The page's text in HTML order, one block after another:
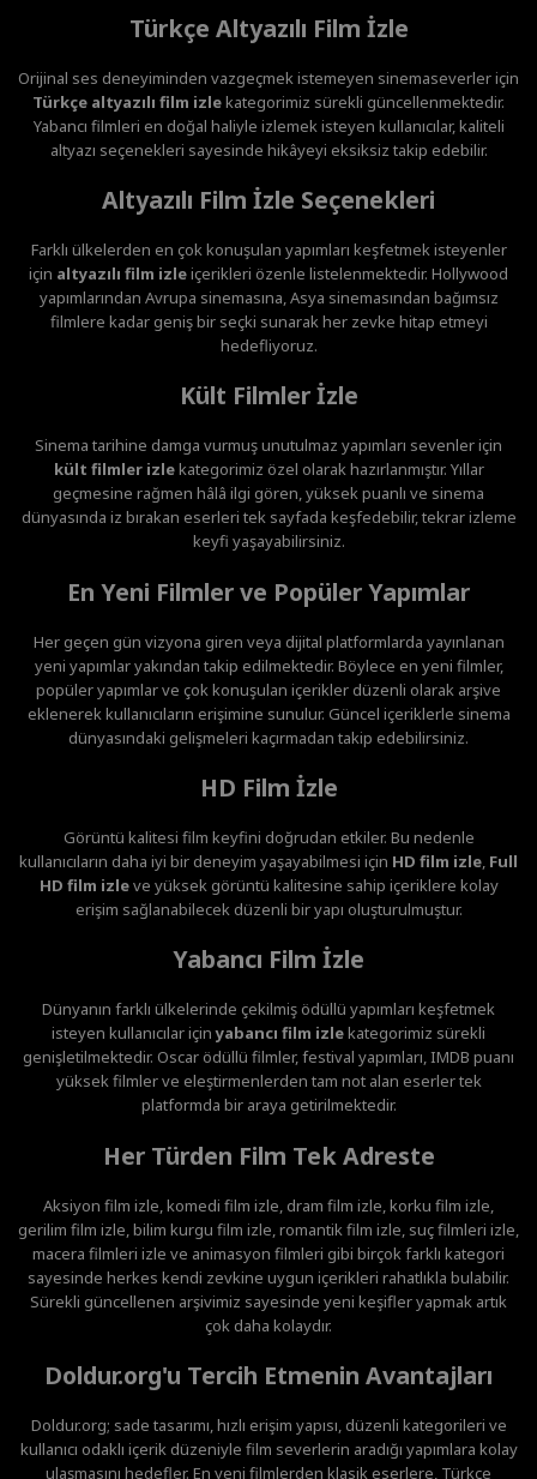
Türkçe Altyazılı Film İzle
Orijinal ses deneyiminden vazgeçmek istemeyen sinemaseverler için
Türkçe altyazılı film izlekategorimiz sürekli güncellenmektedir.
Yabancı filmleri en doğal haliyle izlemek isteyen kullanıcılar, kaliteli
altyazı seçenekleri sayesinde hikâyeyi eksiksiz takip edebilir.
Altyazılı Film İzle Seçenekleri
Farklı ülkelerden en çok konuşulan yapımları keşfetmek isteyenler
için altyazılı film izleiçerikleri özenle listelenmektedir. Hollywood
yapımlarından Avrupa sinemasına, Asya sinemasından bağımsız
filmlere kadar geniş bir seçki sunarak her zevke hitap etmeyi
hedefliyoruz.
Kült Filmler İzle
Sinema tarihine damga vurmuş unutulmaz yapımları sevenler için
kült filmler izlekategorimiz özel olarak hazırlanmıştır. Yıllar
geçmesine rağmen hâlâ ilgi gören, yüksek puanlı ve sinema
dünyasında iz bırakan eserleri tek sayfada keşfedebilir, tekrar izleme
keyfi yaşayabilirsiniz.
En Yeni Filmler ve Popüler Yapımlar
Her geçen gün vizyona giren veya dijital platformlarda yayınlanan
yeni yapımlar yakından takip edilmektedir. Böylece en yeni filmler,
popüler yapımlar ve çok konuşulan içerikler düzenli olarak arşive
eklenerek kullanıcıların erişimine sunulur. Güncel içeriklerle sinema
dünyasındaki gelişmeleri kaçırmadan takip edebilirsiniz.
HD Film İzle
Görüntü kalitesi film keyfini doğrudan etkiler. Bu nedenle
kullanıcıların daha iyi bir deneyim yaşayabilmesi için HD film izle, Full
HD film izleve yüksek görüntü kalitesine sahip içeriklere kolay
erişim sağlanabilecek düzenli bir yapı oluşturulmuştur.
Yabancı Film İzle
Dünyanın farklı ülkelerinde çekilmiş ödüllü yapımları keşfetmek
isteyen kullanıcılar içinyabancı film izlekategorimiz sürekli
genişletilmektedir. Oscar ödüllü filmler, festival yapımları, IMDB puanı
yüksek filmler ve eleştirmenlerden tam not alan eserler tek
platformda bir araya getirilmektedir.
Her Türden Film Tek Adreste
Aksiyon film izle, komedi film izle, dram film izle, korku film izle,
gerilim film izle, bilim kurgu film izle, romantik film izle, suç filmleri izle,
macera filmleri izle ve animasyon filmleri gibi birçok farklı kategori
sayesinde herkes kendi zevkine uygun içerikleri rahatlıkla bulabilir.
Sürekli güncellenen arşivimiz sayesinde yeni keşifler yapmak artık
çok daha kolaydır.
Doldur.org'u Tercih Etmenin Avantajları
Doldur.org; sade tasarımı, hızlı erişim yapısı, düzenli kategorileri ve
kullanıcı odaklı içerik düzeniyle film severlerin aradığı yapımlara kolay
ulaşmasını hedefler. En yeni filmlerden klasik eserlere, Türkçe